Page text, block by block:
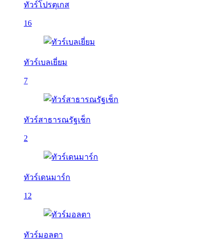
ทัวร์โปรตุเกส
16
ทัวร์เบลเยี่ยม
7
ทัวร์สาธารณรัฐเช็ก
2
ทัวร์เดนมาร์ก
12
ทัวร์มอลตา